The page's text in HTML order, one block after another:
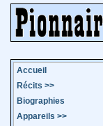
Accueil
Récits >>
Biographies
Appareils >>